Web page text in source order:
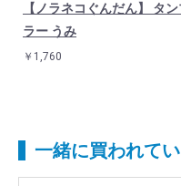
【ノラネコぐんだん】 タ
ラー うみ
￥1,760
一緒に買われて